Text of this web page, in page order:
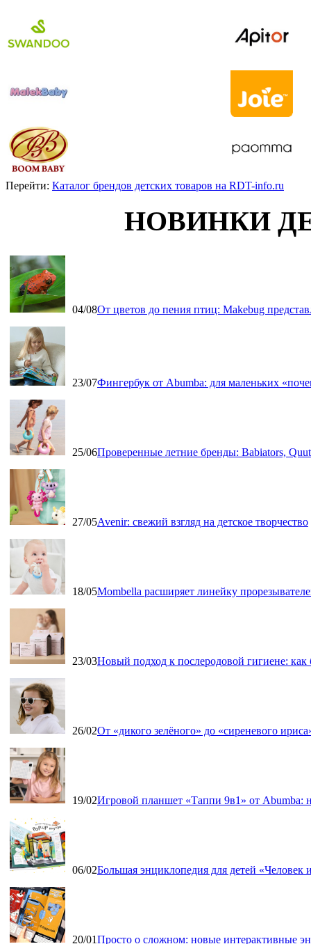
Перейти: Каталог брендов детских товаров на RDT-info.ru
НОВИНКИ
04/08От цветов до пения птиц: Makebug
23/07Фингербук от Abumba: для маленьких
25/06Проверенные летние бренды: Babiators,
27/05Avenir: свежий взгляд на детское творчество
18/05Mombella расширяет линейку
23/03Новый подход к послеродовой гигиене:
26/02От «дикого зелёного» до «сиреневого
19/02Игровой планшет «Таппи 9в1» от Abumba:
06/02Большая энциклопедия для детей
20/01Просто о сложном: новые интерактивные